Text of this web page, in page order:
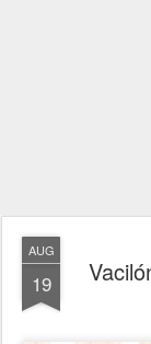
AUG
19